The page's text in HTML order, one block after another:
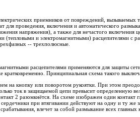
приемников от повреждений,
для проведения, включения и автоматического
напряжения), а также для нечастого включения
(тепловыми и электромагнитными) расцепителями
-- трехполюсные.
расцепителями применяются для защиты
Принципиальная схема такого
на кнопку или поворотом рукоятки. При этом
ток в защищаемой цепи превысит определенную
2 разомкнётся. На схеме изображен один
при втягивании действуют на одну и ту
влечет за собой размыкание всех главных